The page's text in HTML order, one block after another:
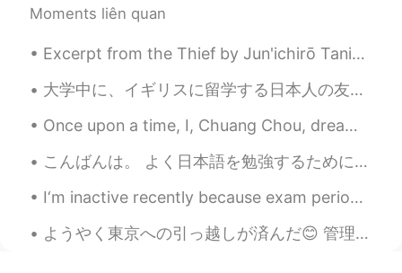
Moments liên quan
Excerpt from the Thief by Jun'ichirō Tanizaki. “A thief belongs to a different species. . .” A t...
大学中に、イギリスに留学する日本人の友達を作ることが多いでした。🇬🇧🇯🇵 その留学生は、掃除製品や調味料など、日本からの物がたくさん持って来ました。🤭 留学生は日本に帰ったとき、多い過ぎましたの...
Once upon a time, I, Chuang Chou, dreamt I was a butterfly, fluttering hither and thither, to all...
こんばんは。 よく日本語を勉強するためにbeachに行きます。 今夜は良かった。 My house is next to train tracks, so it hard to study t...
I‘m inactive recently because exam period started at uni (I finished my first out of four exams t...
ようやく東京への引っ越しが済んだ😊 管理会社から無料のスリッパをもらった 😂😂 契約する前に部屋の中の写真しか見えなかったけど、今日見てとてもとても嬉しい。住みたい家と同じ家を見つけた 😚 家...